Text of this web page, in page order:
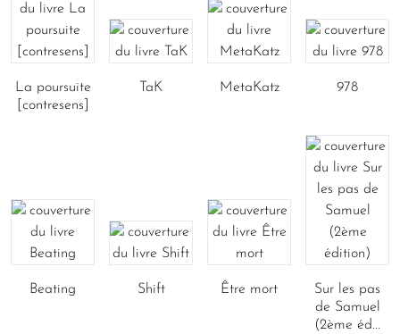
La poursuite
[contresens]
TaK MetaKatz 978
Beating Shift Être mort
Sur les pas
de Samuel
(2ème éd...